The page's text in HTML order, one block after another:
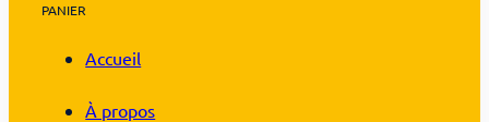
PANIER
Accueil
À propos